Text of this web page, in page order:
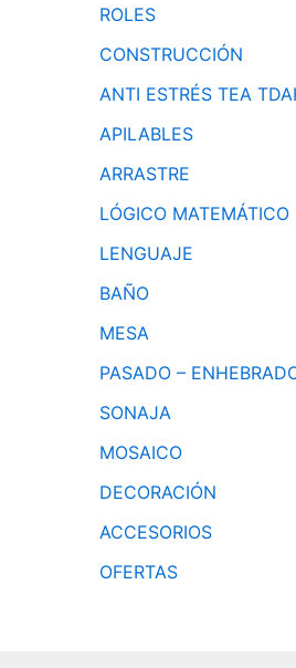
ROLES
CONSTRUCCIÓN
ANTI ESTRÉS TEA
APILABLES
ARRASTRE
LÓGICO MATEMÁTICO
LENGUAJE
BAÑO
MESA
PASADO –
SONAJA
MOSAICO
DECORACIÓN
ACCESORIOS
OFERTAS